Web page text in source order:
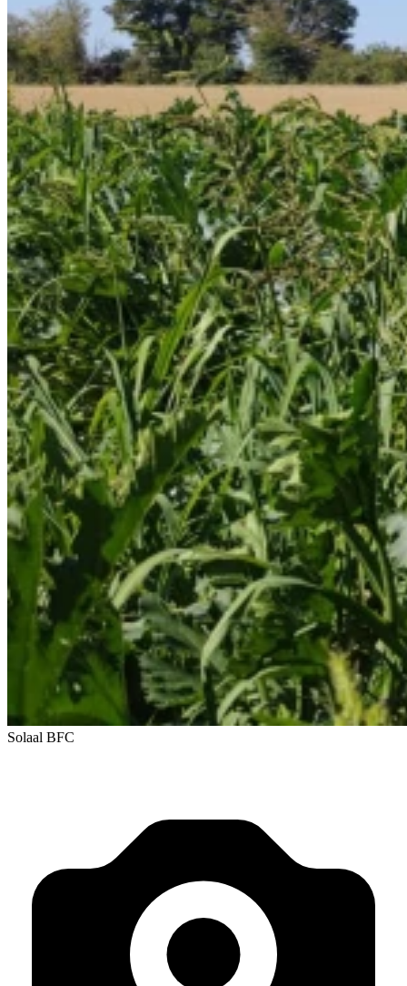
Solaal BFC